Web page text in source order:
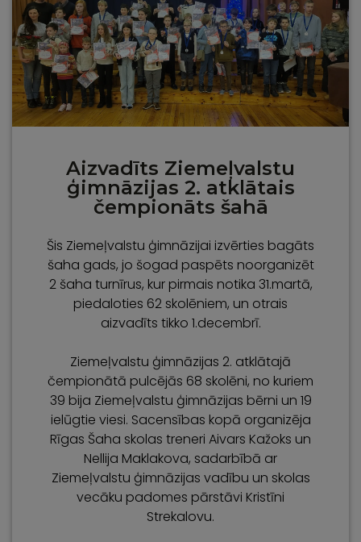
Aizvadīts Ziemeļvalstu
ģimnāzijas 2. atklātais
čempionāts šahā
Šis Ziemeļvalstu ģimnāzijai izvērties bagāts
šaha gads, jo šogad paspēts noorganizēt
2 šaha turnīrus, kur pirmais notika 31.martā,
piedaloties 62 skolēniem, un otrais
aizvadīts tikko 1.decembrī.
Ziemeļvalstu ģimnāzijas 2. atklātajā
čempionātā pulcējās 68 skolēni, no kuriem
39 bija Ziemeļvalstu ģimnāzijas bērni un 19
ielūgtie viesi. Sacensības kopā organizēja
Rīgas Šaha skolas treneri Aivars Kažoks un
Nellija Maklakova, sadarbībā ar
Ziemeļvalstu ģimnāzijas vadību un skolas
vecāku padomes pārstāvi Kristīni
Strekalovu.